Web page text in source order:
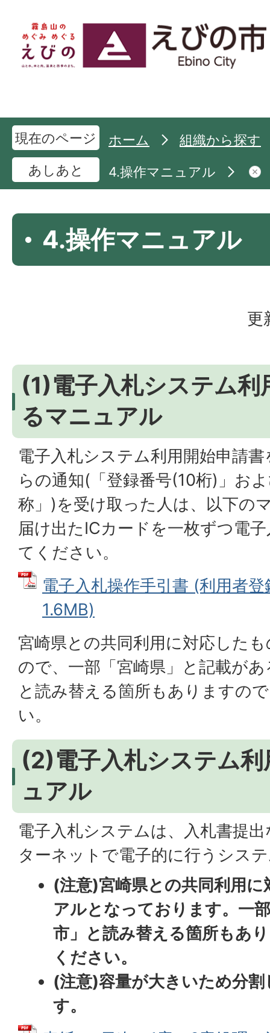
現在のページ ホーム
組織から探す
あしあと
4.操作マニュアル
4.操作マニュアル
更
(1)電子入札システム利
るマニュアル
電子入札システム利用開始申請
らの通知(「登録番号(10桁)」お
称」)を受け取った人は、以下の
届け出たICカードを一枚ずつ電
てください。
電子入札操作手引書 (利用者
1.6MB)
宮崎県との共同利用に対応した
ので、一部「宮崎県」と記載が
と読み替える箇所もありますの
い。
(2)電子入札システム
ュアル
電子入札システムは、入札書提
ターネットで電子的に行うシス
(注意)宮崎県との共同利用
アルとなっております。一
市」と読み替える箇所もあ
ください。
(注意)容量が大きいため分
す。